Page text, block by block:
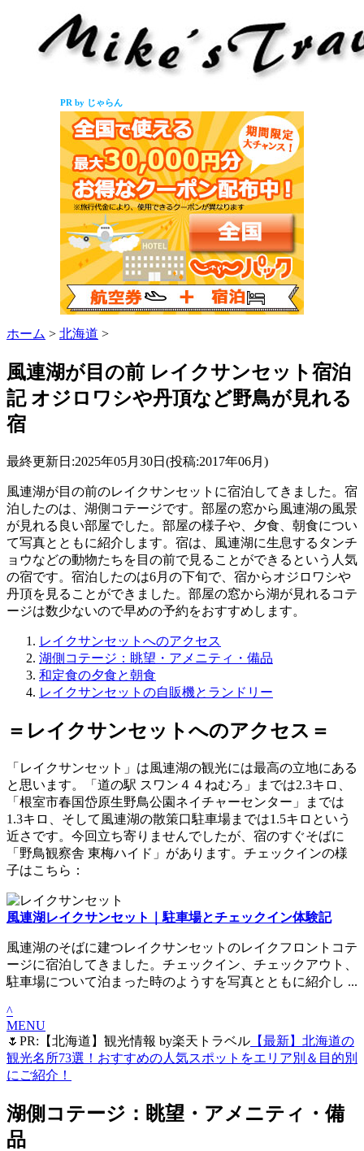
PR by じゃらん
ホーム > 北海道 >
風連湖が目の前 レイクサンセット宿泊
記 オジロワシや丹頂など野鳥が見れる
宿
最終更新日:2025年05月30日(投稿:2017年06月)
風連湖が目の前のレイクサンセットに宿泊してきました。宿
泊したのは、湖側コテージです。部屋の窓から風連湖の風景
が見れる良い部屋でした。部屋の様子や、夕食、朝食につい
て写真とともに紹介します。宿は、風連湖に生息するタンチ
ョウなどの動物たちを目の前で見ることができるという人気
の宿です。宿泊したのは6月の下旬で、宿からオジロワシや
丹頂を見ることができました。部屋の窓から湖が見れるコテ
ージは数少ないので早めの予約をおすすめします。
レイクサンセットへのアクセス
湖側コテージ：眺望・アメニティ・備品
和定食の夕食と朝食
レイクサンセットの自販機とランドリー
＝レイクサンセットへのアクセス＝
「レイクサンセット」は風連湖の観光には最高の立地にある
と思います。「道の駅 スワン４４ねむろ」までは2.3キロ、
「根室市春国岱原生野鳥公園ネイチャーセンター」までは
1.3キロ、そして風連湖の散策口駐車場までは1.5キロという
近さです。今回立ち寄りませんでしたが、宿のすぐそばに
「野鳥観察舎 東梅ハイド」があります。チェックインの様
子はこちら：
風連湖レイクサンセット｜駐車場とチェックイン体験記
風連湖のそばに建つレイクサンセットのレイクフロントコテ
ージに宿泊してきました。チェックイン、チェックアウト、
駐車場について泊まった時のようすを写真とともに紹介し ...
^
MENU
🌷PR:【北海道】観光情報 by楽天トラベル 【最新】北海道の
観光名所73選！おすすめの人気スポットをエリア別＆目的別
にご紹介！
湖側コテージ：眺望・アメニティ・備
品